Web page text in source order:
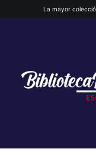
La mayor